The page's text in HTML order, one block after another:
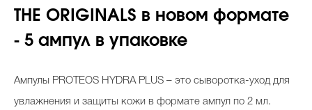
THE ORIGINALS в новом формате
- 5 ампул в упаковке
Ампулы PROTEОS HYDRA PLUS – это сыворотка-уход для
увлажнения и защиты кожи в формате ампул по 2 мл.